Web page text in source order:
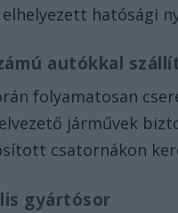
elhelyezett hatósági
autókkal
folyamatosan
járművek
csatornákon
gyártósor